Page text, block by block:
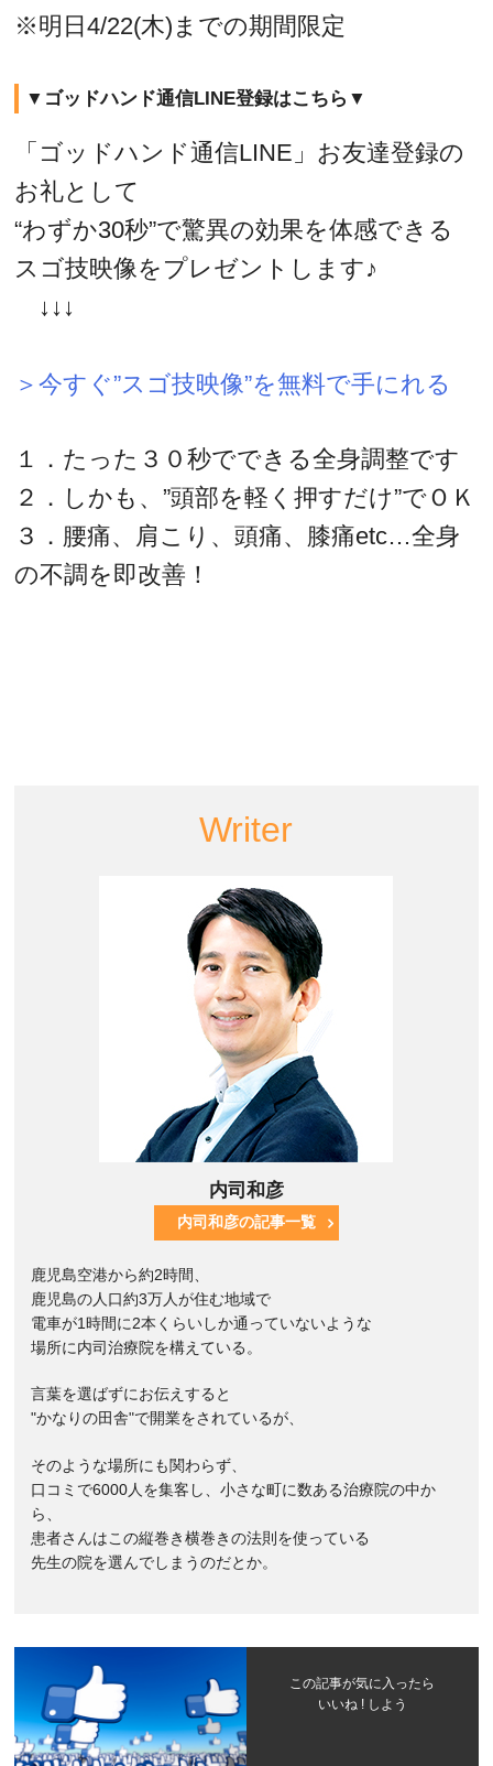
※明日4/22(木)までの期間限定
▼ゴッドハンド通信LINE登録はこちら▼
「ゴッドハンド通信LINE」お友達登録の
お礼として
“わずか30秒”で驚異の効果を体感できる
スゴ技映像をプレゼントします♪
↓↓↓
＞今すぐ”スゴ技映像”を無料で手にれる
１．たった３０秒でできる全身調整です
２．しかも、”頭部を軽く押すだけ”でＯＫ
３．腰痛、肩こり、頭痛、膝痛etc…全身
の不調を即改善！
Writer
内司和彦
内司和彦の記事一覧
鹿児島空港から約2時間、
鹿児島の人口約3万人が住む地域で
電車が1時間に2本くらいしか通っていないような
場所に内司治療院を構えている。
言葉を選ばずにお伝えすると
"かなりの田舎"で開業をされているが、
そのような場所にも関わらず、
口コミで6000人を集客し、小さな町に数ある治療院の中か
ら、
患者さんはこの縦巻き横巻きの法則を使っている
先生の院を選んでしまうのだとか。
この記事が気に入ったら
いいね ! しよう